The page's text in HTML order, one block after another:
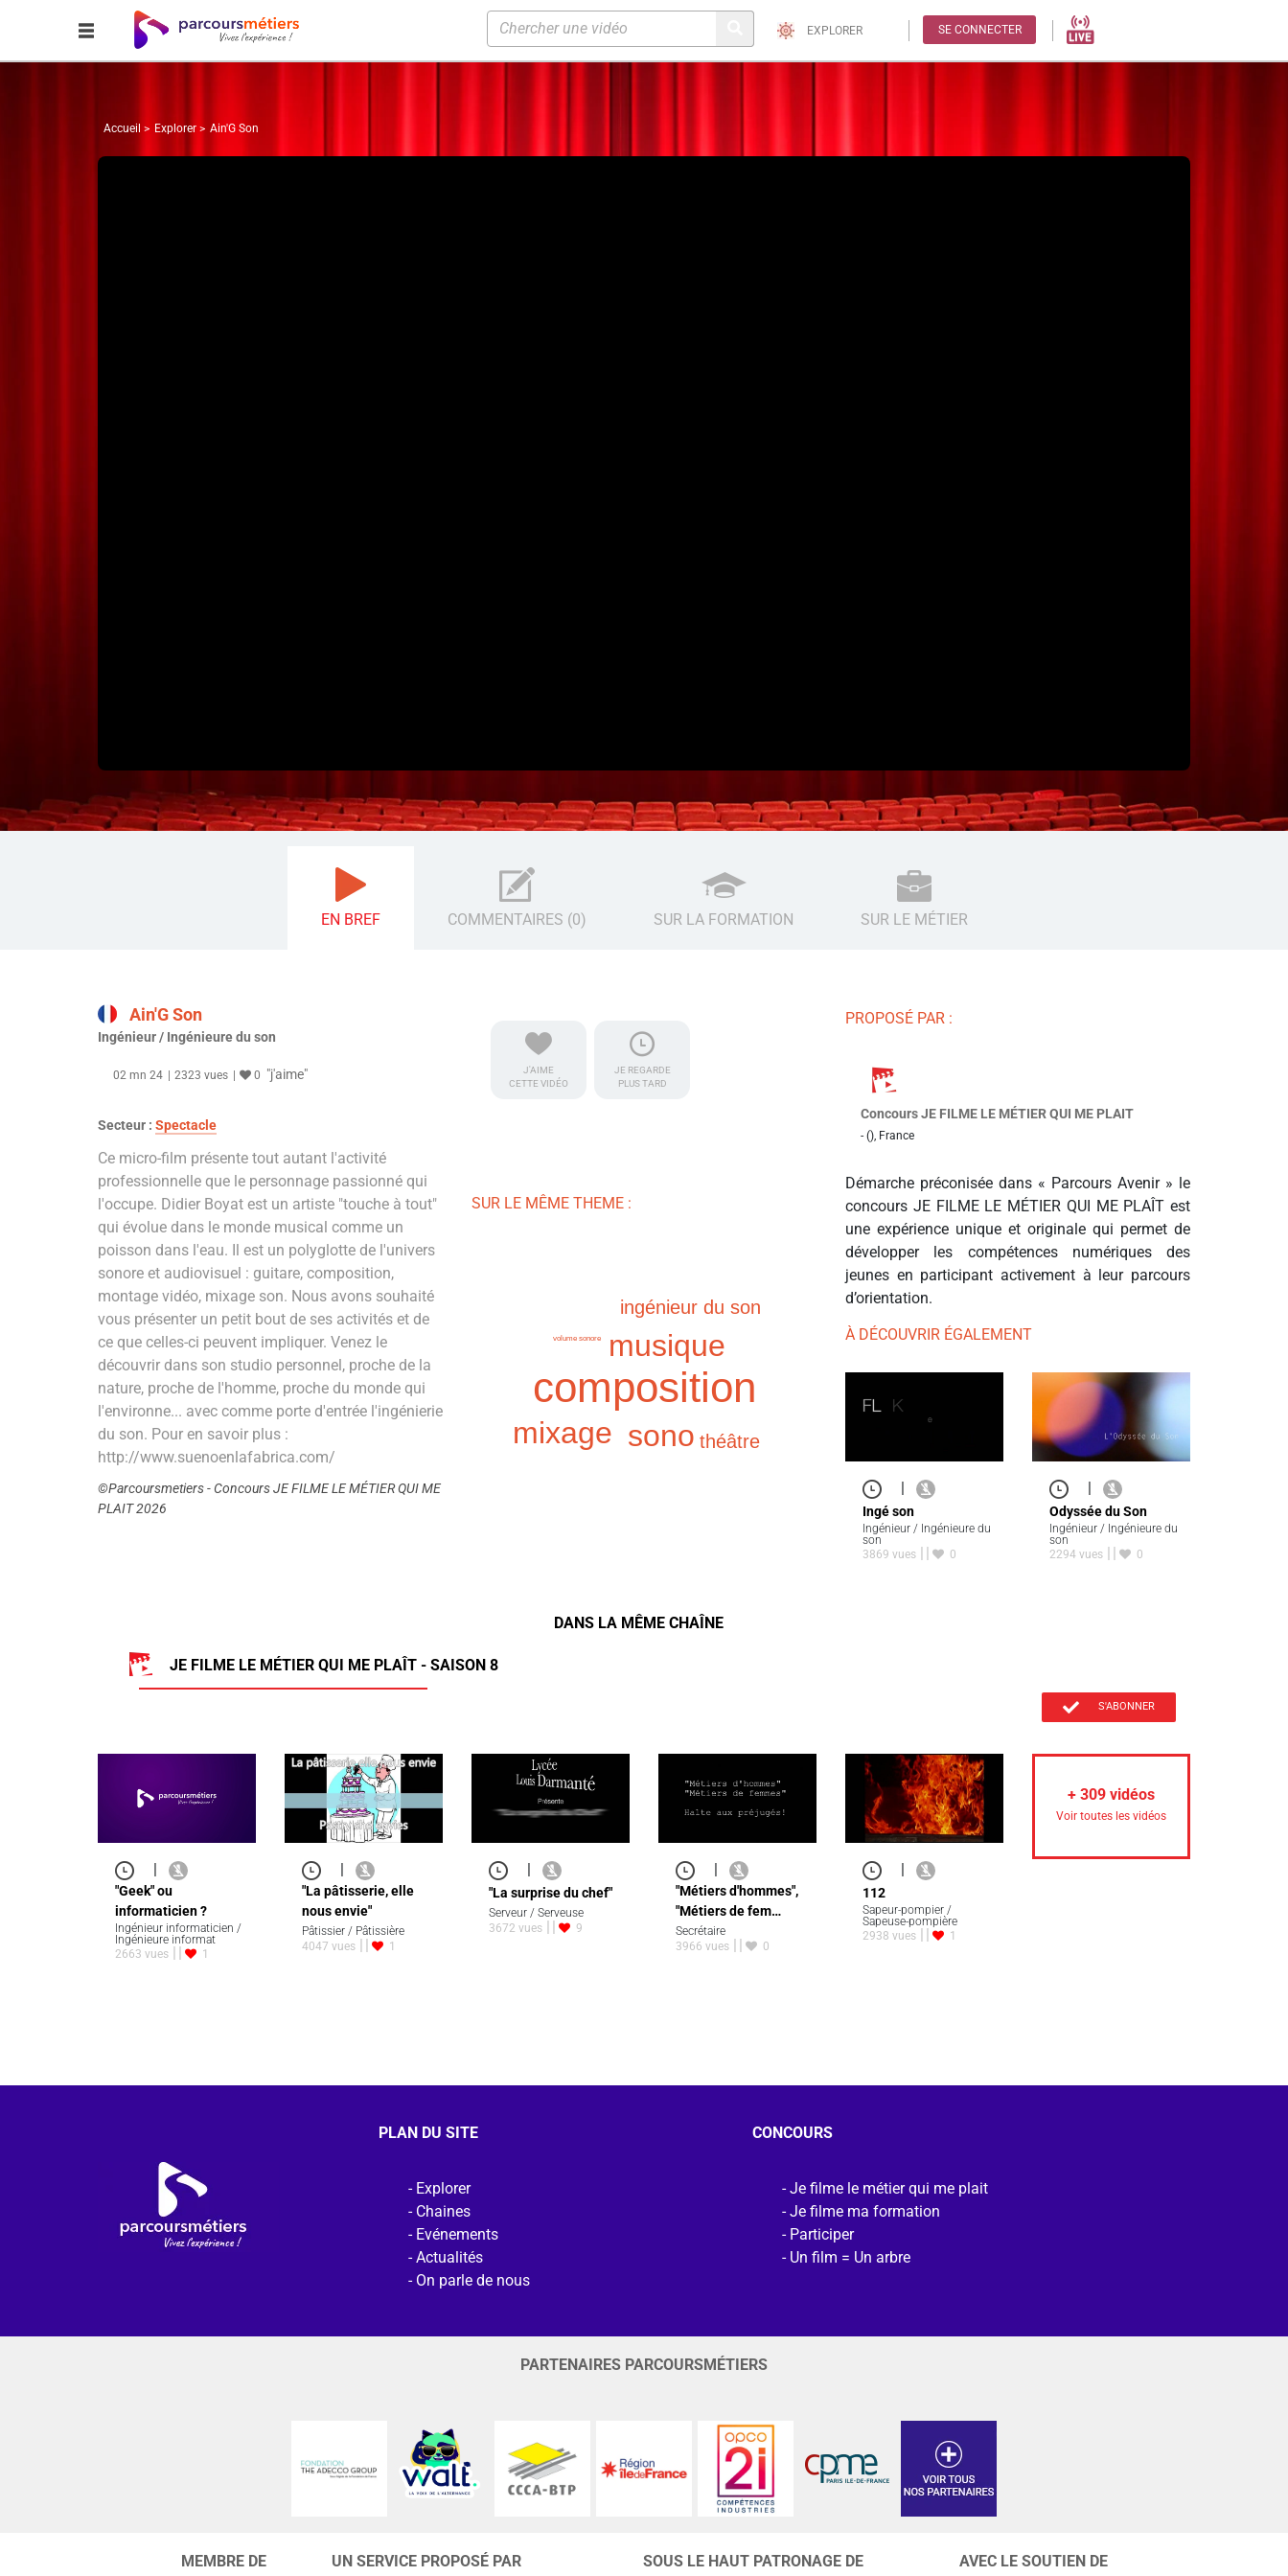
EXPLORER SE CONNECTER
Accueil Explorer Ain'G Son
EN BREF COMMENTAIRES (0) SUR LA FORMATION SUR LE MÉTIER
Ain'G Son
Ingénieur / Ingénieure du son
02 mn 24 2323 vues 0 "j'aime"
Secteur : Spectacle
Ce micro-film présente tout autant l'activité
professionnelle que le personnage passionné qui
l'occupe. Didier Boyat est un artiste "touche à tout"
qui évolue dans le monde musical comme un
poisson dans l'eau. Il est un polyglotte de l'univers
sonore et audiovisuel : guitare, composition,
montage vidéo, mixage son. Nous avons souhaité
vous présenter un petit bout de ses activités et de
ce que celles-ci peuvent impliquer. Venez le
découvrir dans son studio personnel, proche de la
nature, proche de l'homme, proche du monde qui
l'environne... avec comme porte d'entrée l'ingénierie
du son. Pour en savoir plus :
http://www.suenoenlafabrica.com/
©Parcoursmetiers - Concours JE FILME LE MÉTIER QUI ME
PLAIT 2026
J'AIME
CETTE VIDÉO
JE REGARDE
PLUS TARD
SUR LE MÊME THEME :
composition
sono
musique
mixage
ingénieur du son
théâtre
volume sonore
PROPOSÉ PAR :
Concours JE FILME LE MÉTIER QUI ME PLAIT
- (), France
Démarche préconisée dans « Parcours Avenir » le
concours JE FILME LE MÉTIER QUI ME PLAÎT est
une expérience unique et originale qui permet de
développer les compétences numériques des
jeunes en participant activement à leur parcours
d’orientation.
À DÉCOUVRIR ÉGALEMENT
Ingé son
Ingénieur / Ingénieure du
son
3869 vues
0
Odyssée du Son
Ingénieur / Ingénieure du
son
2294 vues
0
DANS LA MÊME CHAÎNE
JE FILME LE MÉTIER QUI ME PLAÎT - SAISON 8
S'ABONNER
|
"Geek" ou
informaticien ?
Ingénieur informaticien /
Ingénieure informat
2663 vues
1
"La pâtisserie, elle
nous envie"
Pâtissier / Pâtissière
4047 vues
1
"La surprise du chef"
Serveur / Serveuse
3672 vues
9
"Métiers d'hommes",
"Métiers de fem…
Secrétaire
3966 vues
0
112
Sapeur-pompier /
Sapeuse-pompière
2938 vues
1
+ 309 vidéos
Voir toutes les vidéos
PLAN DU SITE
Explorer
Chaines
Evénements
Actualités
On parle de nous
CONCOURS
Je filme le métier qui me plait
Je filme ma formation
Participer
Un film = Un arbre
PARTENAIRES PARCOURSMÉTIERS
MEMBRE DE UN SERVICE PROPOSÉ PAR SOUS LE HAUT PATRONAGE DE AVEC LE SOUTIEN DE